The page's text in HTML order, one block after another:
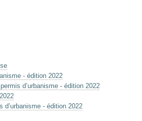
- édition 2022
d’urbanisme - édition 2022
d’urbanisme - édition 2022